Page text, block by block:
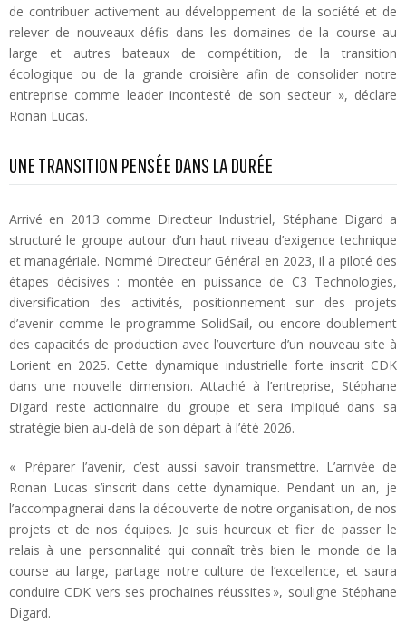
de contribuer activement au développement de la société et de
relever de nouveaux défis dans les domaines de la course au
large et autres bateaux de compétition, de la transition
écologique ou de la grande croisière afin de consolider notre
entreprise comme leader incontesté de son secteur », déclare
Ronan Lucas.
UNE TRANSITION PENSÉE DANS LA DURÉE
Arrivé en 2013 comme Directeur Industriel, Stéphane Digard a
structuré le groupe autour d’un haut niveau d’exigence technique
et managériale. Nommé Directeur Général en 2023, il a piloté des
étapes décisives : montée en puissance de C3 Technologies,
diversification des activités, positionnement sur des projets
d’avenir comme le programme SolidSail, ou encore doublement
des capacités de production avec l’ouverture d’un nouveau site à
Lorient en 2025. Cette dynamique industrielle forte inscrit CDK
dans une nouvelle dimension. Attaché à l’entreprise, Stéphane
Digard reste actionnaire du groupe et sera impliqué dans sa
stratégie bien au-delà de son départ à l’été 2026.
« Préparer l’avenir, c’est aussi savoir transmettre. L’arrivée de
Ronan Lucas s’inscrit dans cette dynamique. Pendant un an, je
l’accompagnerai dans la découverte de notre organisation, de nos
projets et de nos équipes. Je suis heureux et fier de passer le
relais à une personnalité qui connaît très bien le monde de la
course au large, partage notre culture de l’excellence, et saura
conduire CDK vers ses prochaines réussites », souligne Stéphane
Digard.